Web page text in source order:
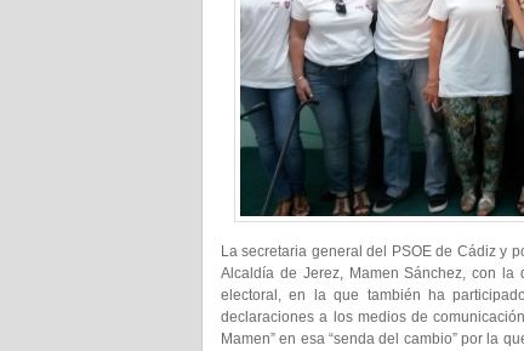
La secretaria general del PSOE de Cádiz y
Alcaldía de Jerez, Mamen Sánchez, con
electoral, en la que también ha
declaraciones a los medios de
Mamen” en esa “senda del cambio” por la